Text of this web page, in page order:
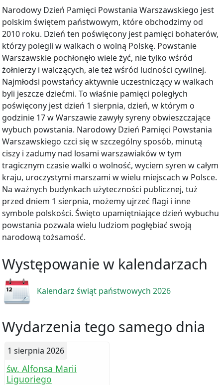
Narodowy Dzień Pamięci Powstania Warszawskiego jest
polskim świętem państwowym, które obchodzimy od
2010 roku. Dzień ten poświęcony jest pamięci bohaterów,
którzy polegli w walkach o wolną Polskę. Powstanie
Warszawskie pochłonęło wiele żyć, nie tylko wśród
żołnierzy i walczących, ale też wśród ludności cywilnej.
Najmłodsi powstańcy aktywnie uczestniczący w walkach
byli jeszcze dziećmi. To właśnie pamięci poległych
poświęcony jest dzień 1 sierpnia, dzień, w którym o
godzinie 17 w Warszawie zawyły syreny obwieszczające
wybuch powstania. Narodowy Dzień Pamięci Powstania
Warszawskiego czci się w szczególny sposób, minutą
ciszy i zadumy nad losami warszawiaków w tym
tragicznym czasie walki o wolność, wyciem syren w całym
kraju, uroczystymi marszami w wielu miejscach w Polsce.
Na ważnych budynkach użyteczności publicznej, tuż
przed dniem 1 sierpnia, możemy ujrzeć flagi i inne
symbole polskości. Święto upamiętniające dzień wybuchu
powstania pozwala wielu ludziom pogłębiać swoją
narodową tożsamość.
Występowanie w kalendarzach
Kalendarz świąt państwowych 2026
Wydarzenia tego samego dnia
1 sierpnia 2026
św. Alfonsa Marii
Liguoriego